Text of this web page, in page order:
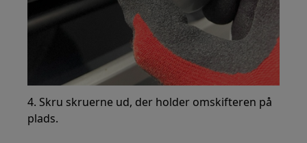
4. Skru skruerne ud, der holder omskifteren på
plads.